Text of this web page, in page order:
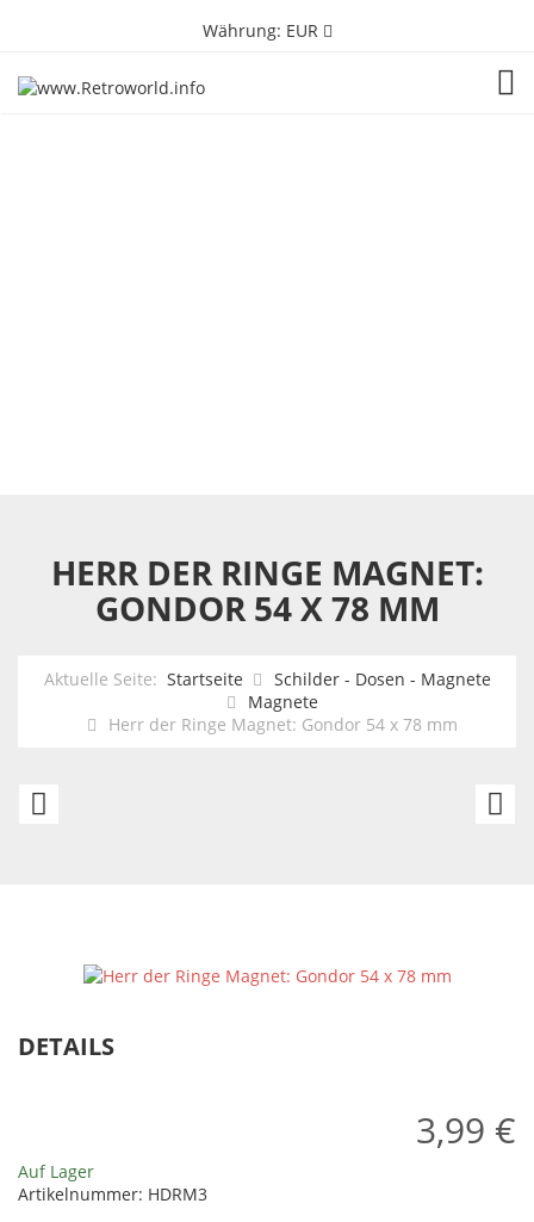
Währung: EUR
HERR DER RINGE MAGNET:
GONDOR 54 X 78 MM
Aktuelle Seite: Startseite
Schilder - Dosen - Magnete
Magnete
Herr der Ringe Magnet: Gondor 54 x 78 mm
5
DETAILS
3,99 €
Auf Lager
Artikelnummer: HDRM3